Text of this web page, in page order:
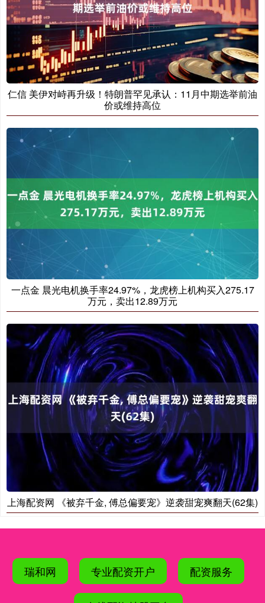
仁信 美伊对峙再升级！特朗普罕见承认：11月中期选举前油
价或维持高位
一点金 晨光电机换手率24.97%，龙虎榜上机构买入275.17
万元，卖出12.89万元
上海配资网 《被弃千金, 傅总偏要宠》逆袭甜宠爽翻天(62集)
瑞和网 专业配资开户 配资服务